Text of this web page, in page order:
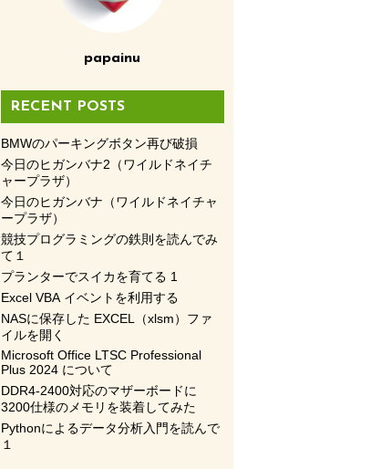
papainu
RECENT POSTS
BMWのパーキングボタン再び破損
今日のヒガンバナ2（ワイルドネイチ
ャープラザ）
今日のヒガンバナ（ワイルドネイチャ
ープラザ）
競技プログラミングの鉄則を読んでみ
て１
プランターでスイカを育てる 1
Excel VBA イベントを利用する
NASに保存した EXCEL（xlsm）ファ
イルを開く
Microsoft Office LTSC Professional
Plus 2024 について
DDR4-2400対応のマザーボードに
3200仕様のメモリを装着してみた
Pythonによるデータ分析入門を読んで
１